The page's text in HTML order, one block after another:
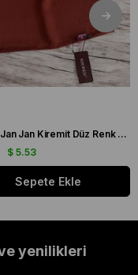
Kroren Jan Jan Kiremit Düz Renk Şal 7301-85
$ 5.53
Sepete Ekle
yenilikleri